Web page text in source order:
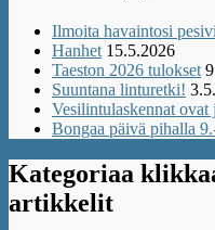
Ilmoita havaintosi
Hanhet 15.5.2026
Taeston 2026 tulokset
Suuntana linturetki!
Vesilintulaskennat ovat
Bongaa päivä pihalla
Kategoriaa
artikkelit